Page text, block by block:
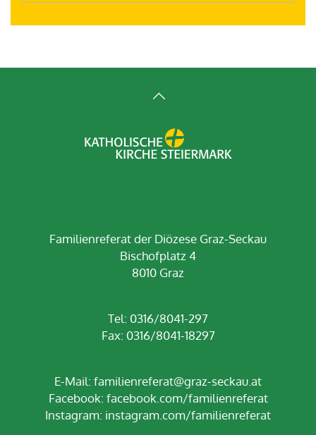
Familienreferat der Diözese Graz-Seckau
Bischofplatz 4
8010 Graz
Tel: 0316/8041-297
Fax: 0316/8041-18297
E-Mail: familienreferat@graz-seckau.at
Facebook: facebook.com/familienreferat
Instagram: instagram.com/familienreferat